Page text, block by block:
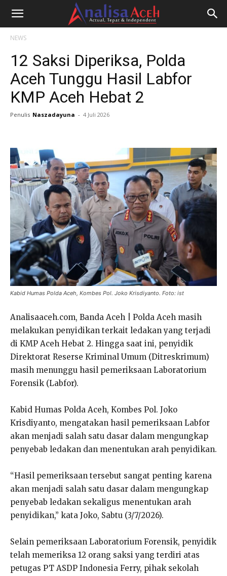
NEWS
12 Saksi Diperiksa, Polda
Aceh Tunggu Hasil Labfor
KMP Aceh Hebat 2
Penulis Naszadayuna - 4 Juli 2026
Kabid Humas Polda Aceh, Kombes Pol. Joko Krisdiyanto. Foto: ist
Analisaaceh.com, Banda Aceh | Polda Aceh masih
melakukan penyidikan terkait ledakan yang terjadi
di KMP Aceh Hebat 2. Hingga saat ini, penyidik
Direktorat Reserse Kriminal Umum (Ditreskrimum)
masih menunggu hasil pemeriksaan Laboratorium
Forensik (Labfor).
Kabid Humas Polda Aceh, Kombes Pol. Joko
Krisdiyanto, mengatakan hasil pemeriksaan Labfor
akan menjadi salah satu dasar dalam mengungkap
penyebab ledakan dan menentukan arah penyidikan.
“Hasil pemeriksaan tersebut sangat penting karena
akan menjadi salah satu dasar dalam mengungkap
penyebab ledakan sekaligus menentukan arah
penyidikan,” kata Joko, Sabtu (3/7/2026).
Selain pemeriksaan Laboratorium Forensik, penyidik
telah memeriksa 12 orang saksi yang terdiri atas
petugas PT ASDP Indonesia Ferry, pihak sekolah